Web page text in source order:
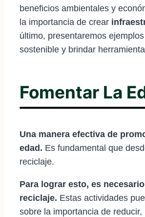
beneficios ambientales y
la importancia de crear
último, presentaremos
sostenible y brindar
Fomentar La
Una manera efectiva de
edad. Es fundamental que
reciclaje.
Para lograr esto, es
reciclaje. Estas actividades
sobre la importancia de